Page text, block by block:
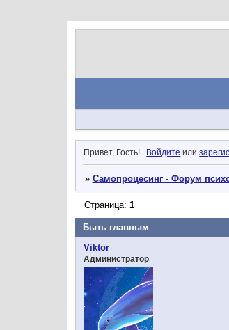
Привет, Гость! Войдите или
» Самопроцесинг - Форум
Быть главным
Страница: 1
Viktor
Администратор